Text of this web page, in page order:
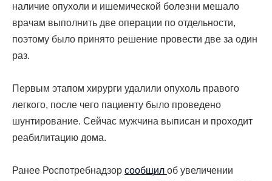
наличие опухоли и ишемической болезни мешало
врачам выполнить две операции по отдельности,
поэтому было принято решение провести две за один
раз.
Первым этапом хирурги удалили опухоль правого
легкого, после чего пациенту было проведено
шунтирование. Сейчас мужчина выписан и проходит
реабилитацию дома.
Ранее Роспотребнадзор сообщил об увеличении